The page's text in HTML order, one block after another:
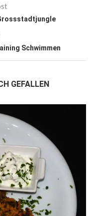
Schwimmen
GEFALLEN